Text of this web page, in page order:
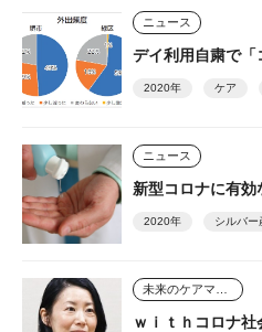
ニュース
デイ利用自粛で「
2020年 ケア
ニュース
新型コロナに有
2020年 シルバー
ｗｉｔｈコロナ